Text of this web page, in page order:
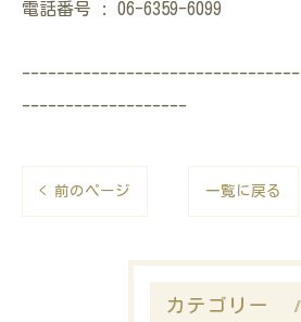
電話番号 : 06-6359-6099
-------------------
< 前のページ 一覧に戻る
カテゴリー